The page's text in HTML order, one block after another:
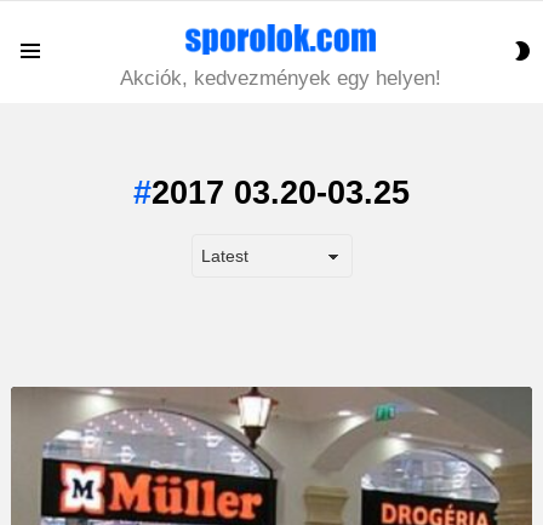
Akciók, kedvezmények egy helyen!
2017 03.20-03.25
LATEST
STORY